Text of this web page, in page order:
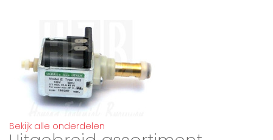
Bekijk alle onderdelen